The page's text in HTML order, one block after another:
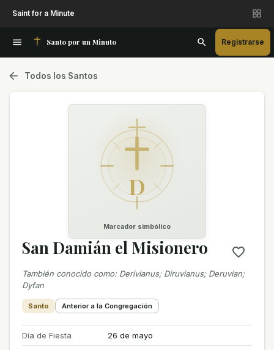
Saint for a Minute
Santo por un Minuto Registrarse
Todos los Santos
D
Marcador simbólico
San Damián el Misionero
También conocido como: Derivianus; Diruvianus; Deruvian;
Dyfan
Santo Anterior a la Congregación
Día de Fiesta
26 de mayo